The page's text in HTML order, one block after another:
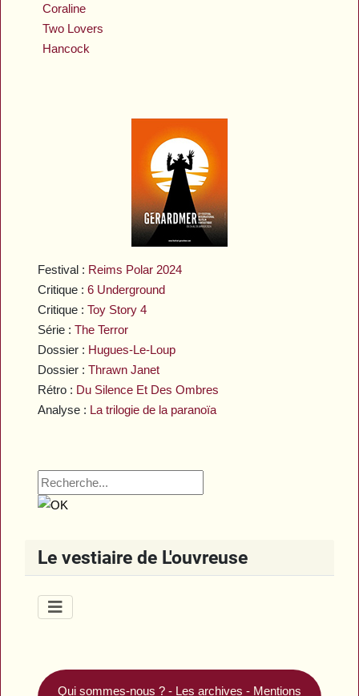
Festival : Reims Polar 2024
Critique :6 Underground
Critique :Toy Story 4
Série :The Terror
Dossier : Hugues-Le-Loup
Dossier :Thrawn Janet
Rétro : Du Silence Et Des Ombres
Analyse : La trilogie de la paranoïa
Le vestiaire de L'ouvreuse
Coraline
Two Lovers
Hancock
Qui sommes-nous ? - Les archives - Mentions